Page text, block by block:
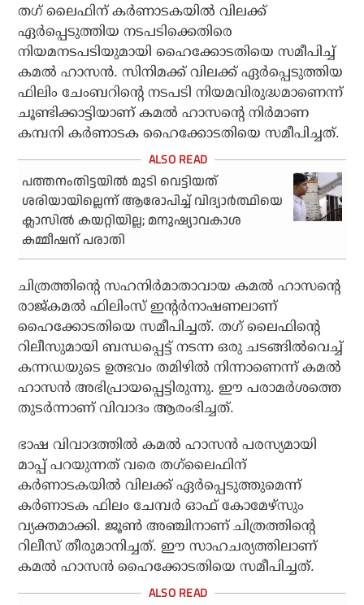
തഗ് ലൈഫിന് കര്‍ണാടകയില്‍ വിലക്ക്
ഏര്‍പ്പെടുത്തിയ നടപടിക്കെതിരെ
നിയമനടപടിയുമായി ഹൈക്കോടതിയെ സമീപിച്ച്
കമല്‍ ഹാസന്‍. സിനിമക്ക് വിലക്ക് ഏര്‍പ്പെടുത്തിയ
ഫിലിം ചേംബറിന്റെ നടപടി നിയമവിരുദ്ധമാണെന്ന്
ചൂണ്ടിക്കാട്ടിയാണ് കമല്‍ ഹാസന്റെ നിര്‍മാണ
കമ്പനി കര്‍ണാടക ഹൈക്കോടതിയെ സമീപിച്ചത്.
പത്തനംതിട്ടയില്‍ മുടി വെട്ടിയത്
ശരിയായില്ലെന്ന് ആരോപിച്ച് വിദ്യാര്‍ത്ഥിയെ
ക്ലാസില്‍ കയറ്റിയില്ല; മനുഷ്യാവകാശ
കമ്മീഷന് പരാതി
ചിത്രത്തിന്റെ സഹനിര്‍മാതാവായ കമല്‍ ഹാസന്റെ
രാജ്കമല്‍ ഫിലിംസ് ഇന്റര്‍നാഷണലാണ്
ഹൈക്കോടതിയെ സമീപിച്ചത്. തഗ് ലൈഫിന്റെ
റിലീസുമായി ബന്ധപ്പെട്ട് നടന്ന ഒരു ചടങ്ങില്‍വെച്ച്
കന്നഡയുടെ ഉത്ഭവം തമിഴില്‍ നിന്നാണെന്ന് കമല്‍
ഹാസന്‍ അഭിപ്രായപ്പെട്ടിരുന്നു. ഈ പരാമര്‍ശത്തെ
തുടര്‍ന്നാണ് വിവാദം ആരംഭിച്ചത്.
ഭാഷ വിവാദത്തില്‍ കമല്‍ ഹാസന്‍ പരസ്യമായി
മാപ്പ് പറയുന്നത് വരെ തഗ്‌ലൈഫിന്
കര്‍ണാടകയില്‍ വിലക്ക്‌ ഏര്‍പ്പെടുത്തുമെന്ന്
കര്‍ണാടക ഫിലം ചേമ്പര്‍ ഓഫ് കോമേഴ്സും
വ്യക്തമാക്കി. ജൂണ്‍ അഞ്ചിനാണ് ചിത്രത്തിന്റെ
റിലീസ് തീരുമാനിച്ചത്. ഈ സാഹചര്യത്തിലാണ്
കമല്‍ ഹാസന്‍ ഹൈക്കോടതിയെ സമീപിച്ചത്.